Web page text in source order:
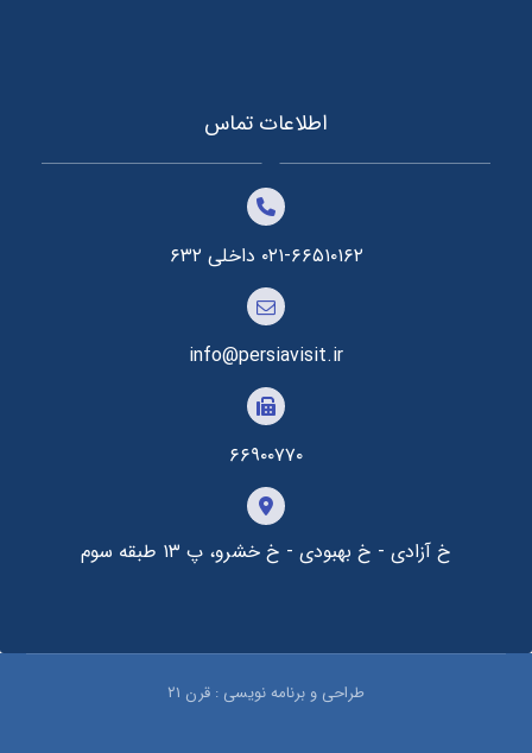
اطلاعات تماس
۰۲۱-۶۶۵۱۰۱۶۲ داخلی ۶۳۲
info@persiavisit.ir
۶۶۹۰۰۷۷۰
خ آزادی - خ بهبودی - خ خشرو، پ ۱۳ طبقه سوم
طراحی و برنامه نویسی : قرن ۲۱